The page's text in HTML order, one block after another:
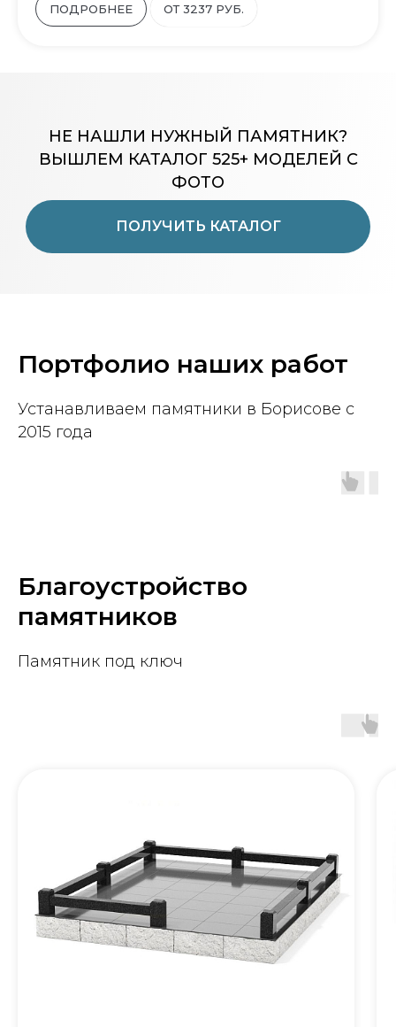
ПОДРОБНЕЕ ОТ 3237 РУБ.
ПОЛУЧИТЬ КАТАЛОГ
НЕ НАШЛИ НУЖНЫЙ ПАМЯТНИК?
ВЫШЛЕМ КАТАЛОГ 525+ МОДЕЛЕЙ С
ФОТО
Портфолио наших работ
Устанавливаем памятники в Борисове с
2015 года
Благоустройство
памятников
Памятник под ключ